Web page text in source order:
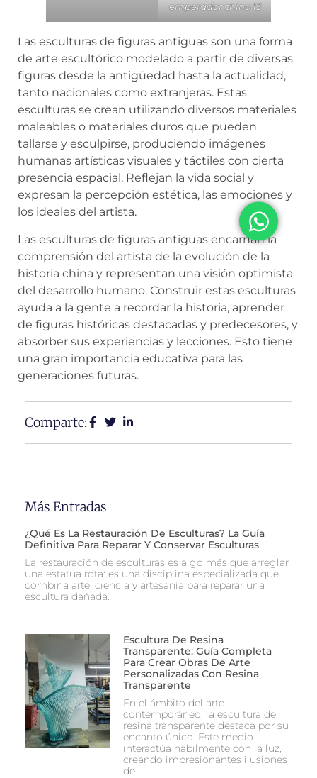
emperador chino 13
Las esculturas de figuras antiguas son una forma
de arte escultórico modelado a partir de diversas
figuras desde la antigüedad hasta la actualidad,
tanto nacionales como extranjeras. Estas
esculturas se crean utilizando diversos materiales
maleables o materiales duros que pueden
tallarse y esculpirse, produciendo imágenes
humanas artísticas visuales y táctiles con cierta
presencia espacial. Reflejan la vida social y
expresan la percepción estética, las emociones y
los ideales del artista.
Las esculturas de figuras antiguas encarnan la
comprensión del artista de la evolución de la
historia china y representan una visión optimista
del desarrollo humano. Construir estas esculturas
ayuda a la gente a recordar la historia, aprender
de figuras históricas destacadas y predecesores, y
absorber sus experiencias y lecciones. Esto tiene
una gran importancia educativa para las
generaciones futuras.
Comparte:
Más Entradas
¿Qué Es La Restauración De Esculturas? La Guía
Definitiva Para Reparar Y Conservar Esculturas
La restauración de esculturas es algo más que arreglar
una estatua rota: es una disciplina especializada que
combina arte, ciencia y artesanía para reparar una
escultura dañada.
Escultura De Resina
Transparente: Guía Completa
Para Crear Obras De Arte
Personalizadas Con Resina
Transparente
En el ámbito del arte
contemporáneo, la escultura de
resina transparente destaca por su
encanto único. Este medio
interactúa hábilmente con la luz,
creando impresionantes ilusiones
de